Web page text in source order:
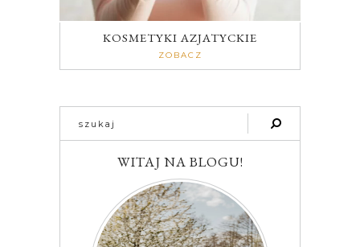
KOSMETYKI AZJATYCKIE
ZOBACZ
WITAJ NA BLOGU!